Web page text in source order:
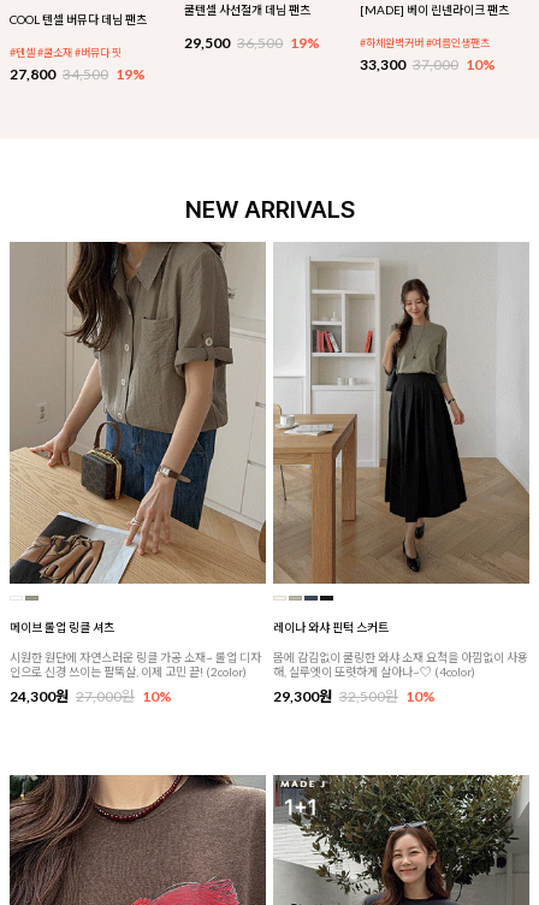
COOL 텐셀 버뮤다 데님 팬츠
#텐셀 #쿨소재 #버뮤다 핏
27,800 34,500 19%
쿨텐셀 사선절개 데님 팬츠
29,500 36,500 19%
[MADE] 베이 린넨라이크 팬츠
#하체완벽커버 #여름인생팬츠
33,300 37,000 10%
NEW ARRIVALS
메이브 롤업 링클 셔츠
시원한 원단에 자연스러운 링클 가공 소재~ 롤업 디자
인으로 신경 쓰이는 팔뚝살, 이제 고민 끝! (2color)
24,300원 27,000원 10%
레이나 와샤 핀턱 스커트
몸에 감김없이 쿨링한 와샤 소재 요척을 아낌없이 사용
해, 실루엣이 또렷하게 살아나~♡ (4color)
29,300원 32,500원 10%